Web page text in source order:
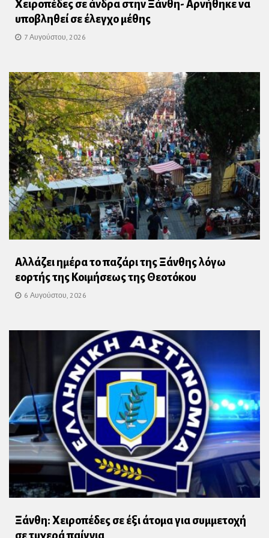
Χειροπέδες σε άνδρα στην Ξάνθη- Αρνήθηκε να
υποβληθεί σε έλεγχο μέθης
7 Αυγούστου, 2026
Αλλάζει ημέρα το παζάρι της Ξάνθης λόγω
εορτής της Κοιμήσεως της Θεοτόκου
6 Αυγούστου, 2026
Ξάνθη: Χειροπέδες σε έξι άτομα για συμμετοχή
σε τυχερά παίγνια